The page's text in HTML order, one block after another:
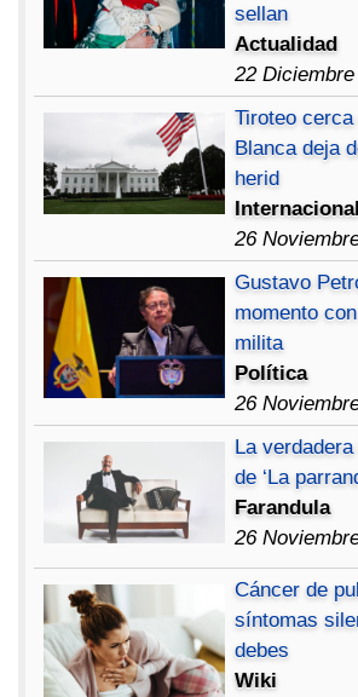
sellan
Actualidad
22
Tiroteo
Blanca deja
herid
Internacional
26
Gustavo
momento
milita
Política
26
La
de ‘La
Farandula
26
Cáncer de
síntomas
debes
Wiki